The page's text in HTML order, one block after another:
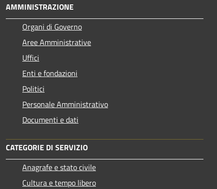
AMMINISTRAZIONE
Organi di Governo
Aree Amministrative
Uffici
Enti e fondazioni
Politici
Personale Amministrativo
Documenti e dati
CATEGORIE DI SERVIZIO
Anagrafe e stato civile
Cultura e tempo libero